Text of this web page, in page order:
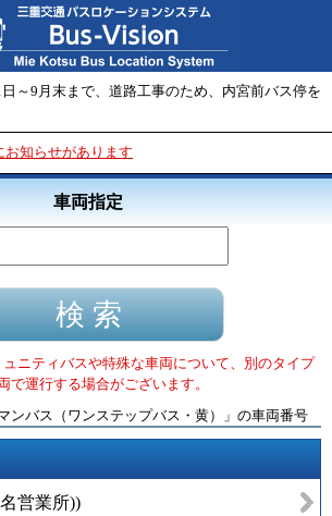
日～9月末まで、道路工事のため、内宮前バス停を
お知らせがあります
車両指定
ニティバスや特殊な車両について、別のタイプ
で運行する場合がございます。
ンバス（ワンステップバス・黄） 」 の車両番号
営業所))